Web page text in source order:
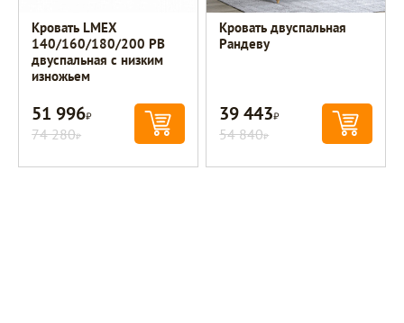
Кровать LMEX
140/160/180/200 PB
двуспальная с низким
изножьем
51 996Р
74 280Р
Кровать двуспальная
Рандеву
39 443Р
54 840Р